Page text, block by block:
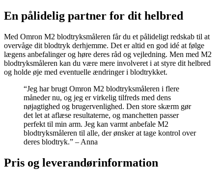
En pålidelig partner for dit helbred
Med Omron M2 blodtryksmåleren får du et pålideligt redskab til at
overvåge dit blodtryk derhjemme. Det er altid en god idé at følge
lægens anbefalinger og høre deres råd og vejledning. Men med M2
blodtryksmåleren kan du være mere involveret i at styre dit helbred
og holde øje med eventuelle ændringer i blodtrykket.
“Jeg har brugt Omron M2 blodtryksmåleren i flere
måneder nu, og jeg er virkelig tilfreds med dens
nøjagtighed og brugervenlighed. Den store skærm gør
det let at aflæse resultaterne, og manchetten passer
perfekt til min arm. Jeg kan varmt anbefale M2
blodtryksmåleren til alle, der ønsker at tage kontrol over
deres blodtryk.” – Anna
Pris og leverandørinformation